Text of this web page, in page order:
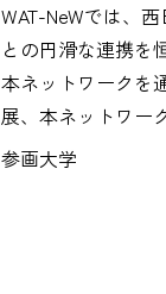
WAT-NeWでは、
との円滑な連携を
本ネットワークを
展、本ネットワー
参画大学